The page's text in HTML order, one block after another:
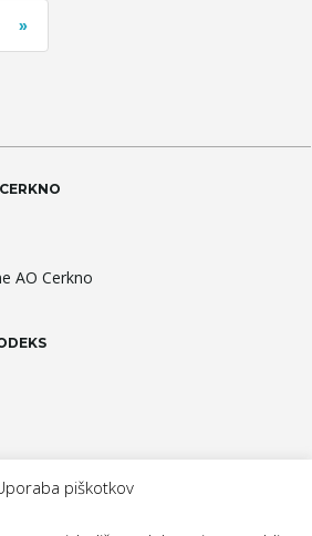
»
AO Cerkno
piškotkov